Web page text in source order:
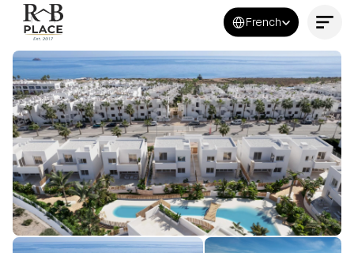
Select Language
French
Contactez-nous maintenant